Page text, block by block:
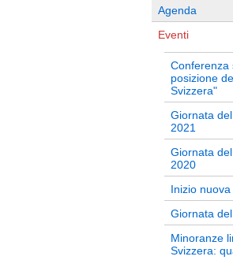
Agenda
Eventi
Conferenza
posizione
Svizzera"
Giornata
2021
Giornata
2020
Inizio
Giornata
Minoranze
Svizzera: